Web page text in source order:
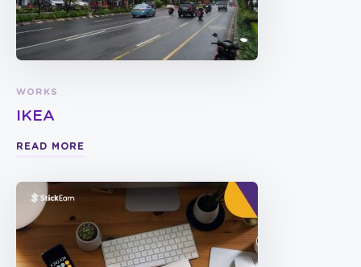
WORKS
IKEA
READ MORE